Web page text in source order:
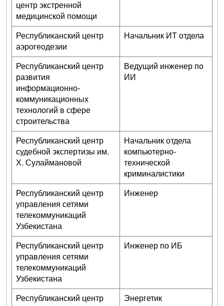
центр экстренной
медицинской помощи
Республиканский центр
аэрогеодезии
Начальник ИТ отдела
Республиканский центр
развития
информационно-
коммуникационных
технологий в сфере
строительства
Ведущий инженер по
ИИ
Республиканский центр
судебной экспертизы им.
Х. Сулаймановой
Начальник отдела
компьютерно-
технической
криминалистики
Республиканский центр
управления сетями
телекоммуникаций
Узбекистана
Инженер
Республиканский центр
управления сетями
телекоммуникаций
Узбекистана
Инженер по ИБ
Республиканский центр
Энергетик